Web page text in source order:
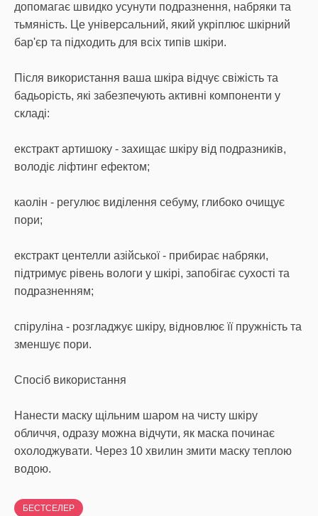
допомагає швидко усунути подразнення, набряки та
тьмяність. Це універсальний, який укріплює шкірний
бар'єр та підходить для всіх типів шкіри.
Після використання ваша шкіра відчує свіжість та
бадьорість, які забезпечують активні компоненти у
складі:
екстракт артишоку - захищає шкіру від подразників,
володіє ліфтинг ефектом;
каолін - регулює виділення себуму, глибоко очищує
пори;
екстракт центелли азійської - прибирає набряки,
підтримує рівень вологи у шкірі, запобігає сухості та
подразненням;
спіруліна - розгладжує шкіру, відновлює її пружність та
зменшує пори.
Спосіб використання
Нанести маску щільним шаром на чисту шкіру
обличчя, одразу можна відчути, як маска починає
охолоджувати. Через 10 хвилин змити маску теплою
БЕСТСЕЛЕР